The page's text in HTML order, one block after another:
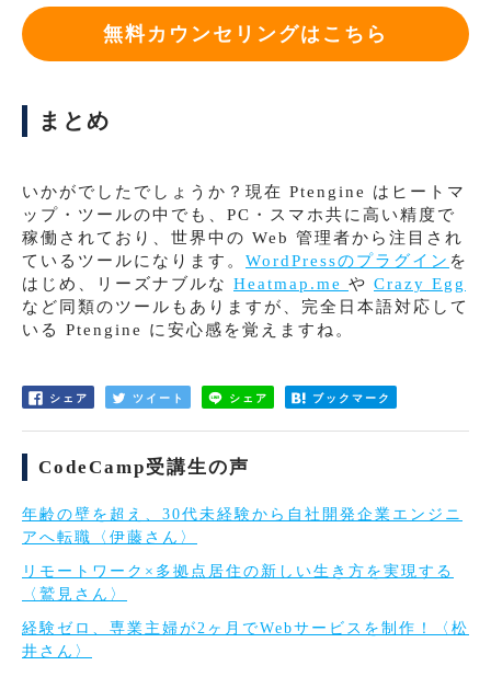
無料カウンセリングはこちら
まとめ
いかがでしたでしょうか？現在 Ptengine はヒートマ
ップ・ツールの中でも、PC・スマホ共に高い精度で
稼働されており、世界中の Web 管理者から注目され
ているツールになります。 WordPressのプラグイン を
はじめ、リーズナブルな Heatmap.me や Crazy Egg
など同類のツールもありますが、完全日本語対応して
いる Ptengine に安心感を覚えますね。
シェア ツイート シェア ブックマーク
CodeCamp受講生の声
年齢の壁を超え、30代未経験から自社開発企業エンジニ
アへ転職〈伊藤さん〉
リモートワーク×多拠点居住の新しい生き方を実現する
〈鷲見さん〉
経験ゼロ、専業主婦が2ヶ月でWebサービスを制作！〈松
井さん〉